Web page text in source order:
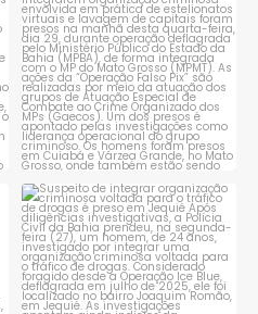
1 0
Suspeito de integrar
organização criminosa
voltada...
1 0